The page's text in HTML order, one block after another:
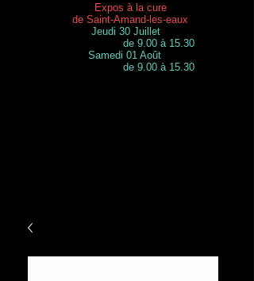
Expos à la cure
de Saint-Amand-les-eaux
Jeudi 30 Juillet
de 9.00 à 15.30
Samedi 01 Août
de 9.00 à 15.30